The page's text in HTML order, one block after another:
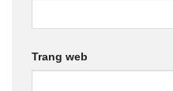
Trang web